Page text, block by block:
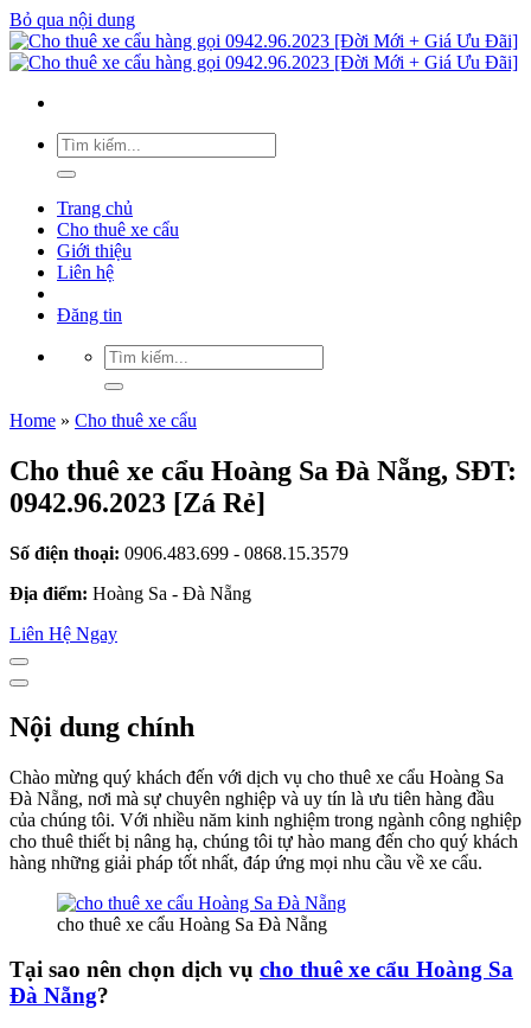
Bỏ qua nội dung
Trang chủ
Cho thuê xe cẩu
Giới thiệu
Liên hệ
Đăng tin
Home » Cho thuê xe cẩu
Cho thuê xe cẩu Hoàng Sa Đà Nẵng, SĐT:
0942.96.2023 [Zá Rẻ]
Số điện thoại: 0906.483.699 - 0868.15.3579
Địa điểm: Hoàng Sa - Đà Nẵng
Liên Hệ Ngay
Nội dung chính
Chào mừng quý khách đến với dịch vụ cho thuê xe cẩu Hoàng Sa
Đà Nẵng, nơi mà sự chuyên nghiệp và uy tín là ưu tiên hàng đầu
của chúng tôi. Với nhiều năm kinh nghiệm trong ngành công nghiệp
cho thuê thiết bị nâng hạ, chúng tôi tự hào mang đến cho quý khách
hàng những giải pháp tốt nhất, đáp ứng mọi nhu cầu về xe cẩu.
cho thuê xe cẩu Hoàng Sa Đà Nẵng
Tại sao nên chọn dịch vụ cho thuê xe cẩu Hoàng Sa
Đà Nẵng?